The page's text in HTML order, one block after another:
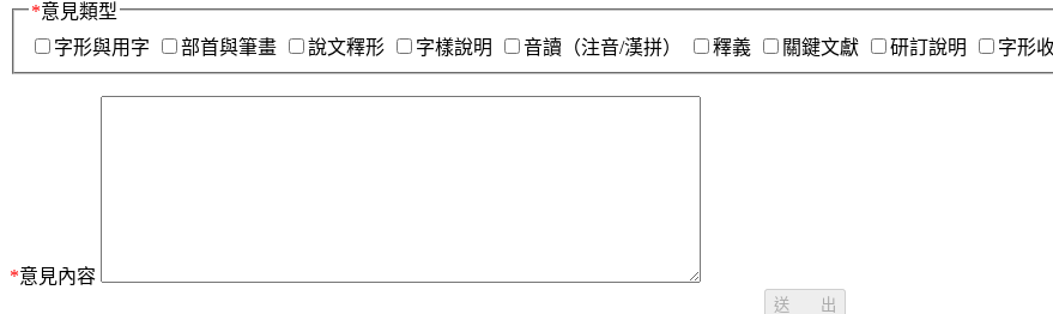
*意見類型
字形與用字
部首與筆畫 說文釋形 字樣說明 音讀（注音/漢拼） 釋義 關鍵文獻 研訂說明 字形
*意見內容
送 出